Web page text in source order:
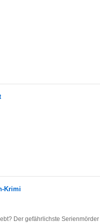
Krimi
Der gefährlichste